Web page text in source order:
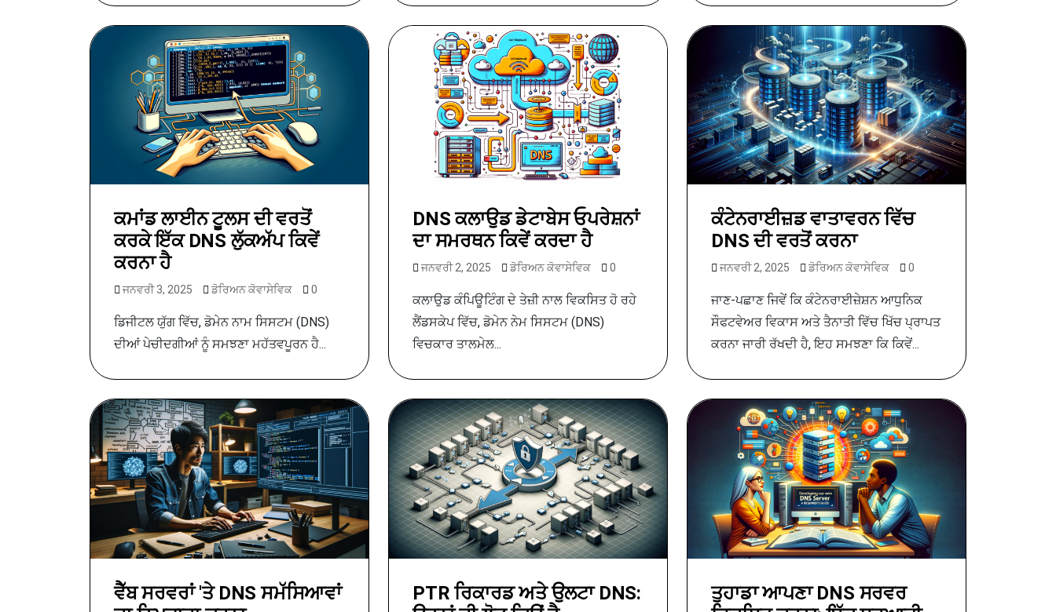
ਕਮਾਂਡ ਲਾਈਨ ਟੂਲਸ ਦੀ ਵਰਤੋਂ
ਕਰਕੇ ਇੱਕ DNS ਲੁੱਕਅੱਪ ਕਿਵੇਂ
ਕਰਨਾ ਹੈ
ਜਨਵਰੀ 3, 2025 ਡੋਰਿਅਨ ਕੋਵਾਸੇਵਿਕ 0
ਡਿਜੀਟਲ ਯੁੱਗ ਵਿੱਚ, ਡੋਮੇਨ ਨਾਮ ਸਿਸਟਮ (DNS)
ਦੀਆਂ ਪੇਚੀਦਗੀਆਂ ਨੂੰ ਸਮਝਣਾ ਮਹੱਤਵਪੂਰਨ ਹੈ...
DNS ਕਲਾਉਡ ਡੇਟਾਬੇਸ ਓਪਰੇਸ਼ਨਾਂ
ਦਾ ਸਮਰਥਨ ਕਿਵੇਂ ਕਰਦਾ ਹੈ
ਜਨਵਰੀ 2, 2025 ਡੋਰਿਅਨ ਕੋਵਾਸੇਵਿਕ 0
ਕਲਾਉਡ ਕੰਪਿਊਟਿੰਗ ਦੇ ਤੇਜ਼ੀ ਨਾਲ ਵਿਕਸਿਤ ਹੋ ਰਹੇ
ਲੈਂਡਸਕੇਪ ਵਿੱਚ, ਡੋਮੇਨ ਨੇਮ ਸਿਸਟਮ (DNS)
ਵਿਚਕਾਰ ਤਾਲਮੇਲ...
ਕੰਟੇਨਰਾਈਜ਼ਡ ਵਾਤਾਵਰਨ ਵਿੱਚ
DNS ਦੀ ਵਰਤੋਂ ਕਰਨਾ
ਜਨਵਰੀ 2, 2025 ਡੋਰਿਅਨ ਕੋਵਾਸੇਵਿਕ 0
ਜਾਣ-ਪਛਾਣ ਜਿਵੇਂ ਕਿ ਕੰਟੇਨਰਾਈਜ਼ੇਸ਼ਨ ਆਧੁਨਿਕ
ਸੌਫਟਵੇਅਰ ਵਿਕਾਸ ਅਤੇ ਤੈਨਾਤੀ ਵਿੱਚ ਖਿੱਚ ਪ੍ਰਾਪਤ
ਕਰਨਾ ਜਾਰੀ ਰੱਖਦੀ ਹੈ, ਇਹ ਸਮਝਣਾ ਕਿ ਕਿਵੇਂ...
ਵੈੱਬ ਸਰਵਰਾਂ 'ਤੇ DNS ਸਮੱਸਿਆਵਾਂ
PTR ਰਿਕਾਰਡ ਅਤੇ ਉਲਟਾ DNS:
ਤੁਹਾਡਾ ਆਪਣਾ DNS ਸਰਵਰ